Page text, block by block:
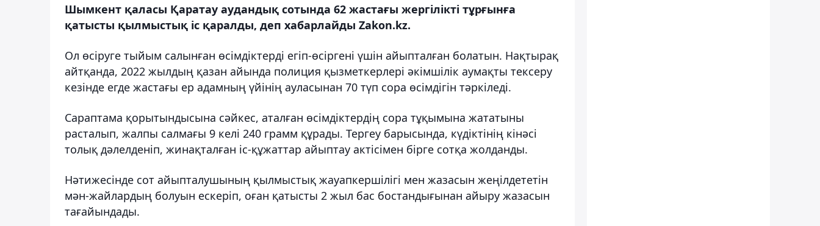
Шымкент қаласы Қаратау аудандық сотында 62 жастағы жергілікті тұрғынға
қатысты қылмыстық іс қаралды, деп хабарлайды Zakon.kz.
Ол өсіруге тыйым салынған өсімдіктерді егіп-өсіргені үшін айыпталған болатын. Нақтырақ
айтқанда, 2022 жылдың қазан айында полиция қызметкерлері әкімшілік аумақты тексеру
кезінде егде жастағы ер адамның үйінің ауласынан 70 түп сора өсімдігін тәркіледі.
Сараптама қорытындысына сәйкес, аталған өсімдіктердің сора тұқымына жататыны
расталып, жалпы салмағы 9 келі 240 грамм құрады. Тергеу барысында, күдіктінің кінәсі
толық дәлелденіп, жинақталған іс-құжаттар айыптау актісімен бірге сотқа жолданды.
Нәтижесінде сот айыпталушының қылмыстық жауапкершілігі мен жазасын жеңілдететін
мән-жайлардың болуын ескеріп, оған қатысты 2 жыл бас бостандығынан айыру жазасын
тағайындады.